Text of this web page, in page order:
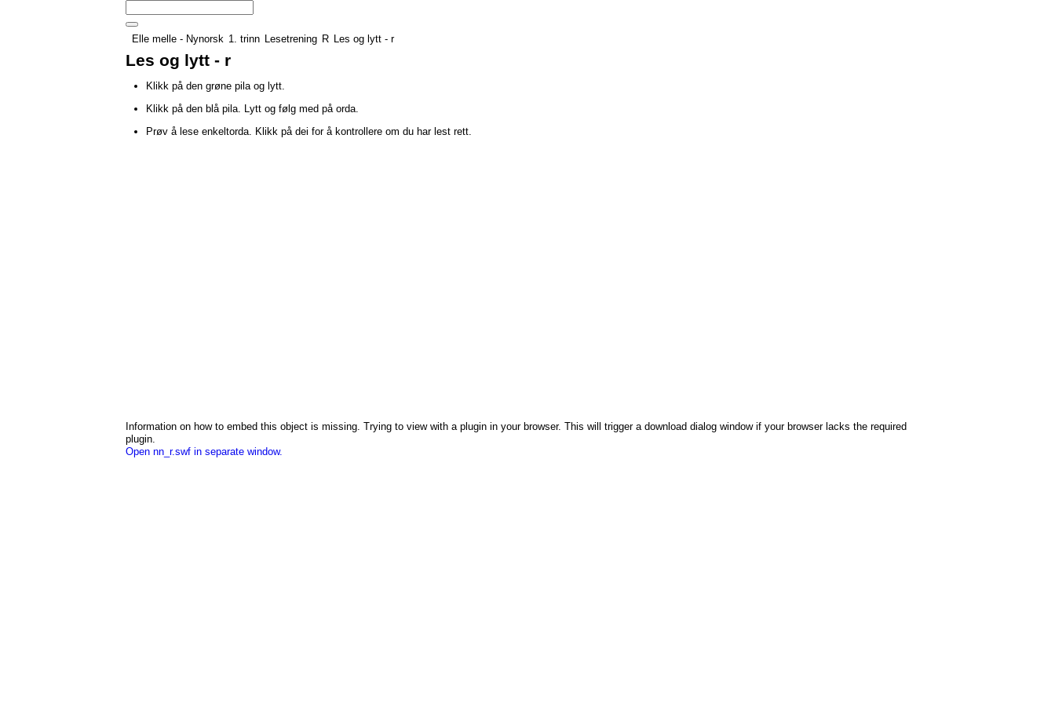
Elle melle - Nynorsk 1. trinn Lesetrening R Les og lytt - r
Les og lytt - r
Klikk på den grøne pila og lytt.
Klikk på den blå pila. Lytt og følg med på orda.
Prøv å lese enkeltorda. Klikk på dei for å kontrollere om du har lest rett.
Information on how to embed this object is missing. Trying to view with a plugin in your browser. This will trigger a download dialog window if your browser lacks the required
plugin.
Open nn_r.swf in separate window.